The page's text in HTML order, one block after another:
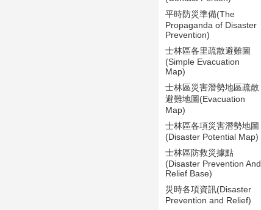
平時防災準備(The
Propaganda of Disaster
Prevention)
士林區各里疏散避難圖
(Simple Evacuation
Map)
士林區災害潛勢地區疏散
避難地圖(Evacuation
Map)
士林區各項災害潛勢地圖
(Disaster Potential Map)
士林區防救災據點
(Disaster Prevention And
Relief Base)
災時各項資訊(Disaster
Prevention and Relief)